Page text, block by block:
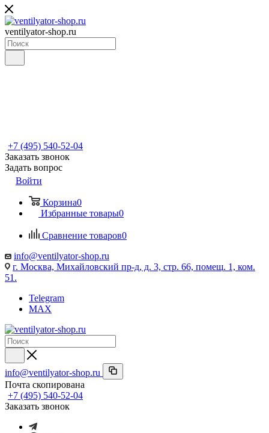
ventilyator-shop.ru
+7 (495) 540-52-04
Заказать звонок
Задать вопрос
Войти
Корзина0
Избранные товары0
Сравнение товаров0
info@ventilyator-shop.ru
г. Москва, Михайловский пр-д, д. 3, cтр. 66, помещ. 1, ком.
51.
Telegram
MAX
info@ventilyator-shop.ru
Почта скопирована
+7 (495) 540-52-04
Заказать звонок